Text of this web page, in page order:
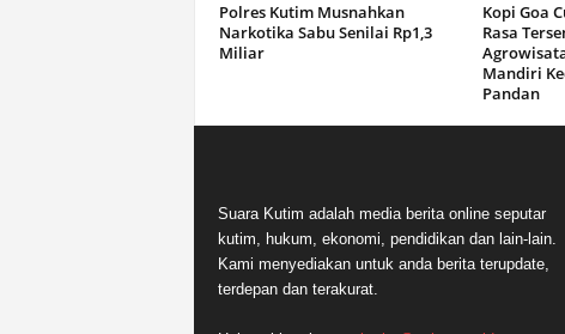
Polres Kutim Musnahkan
Narkotika Sabu Senilai Rp1,3
Miliar
Kopi Goa
Rasa
Mandiri
Pandan
Suara Kutim adalah media berita online seputar
kutim, hukum, ekonomi, pendidikan dan lain-lain.
Kami menyediakan untuk anda berita terupdate,
terdepan dan terakurat.